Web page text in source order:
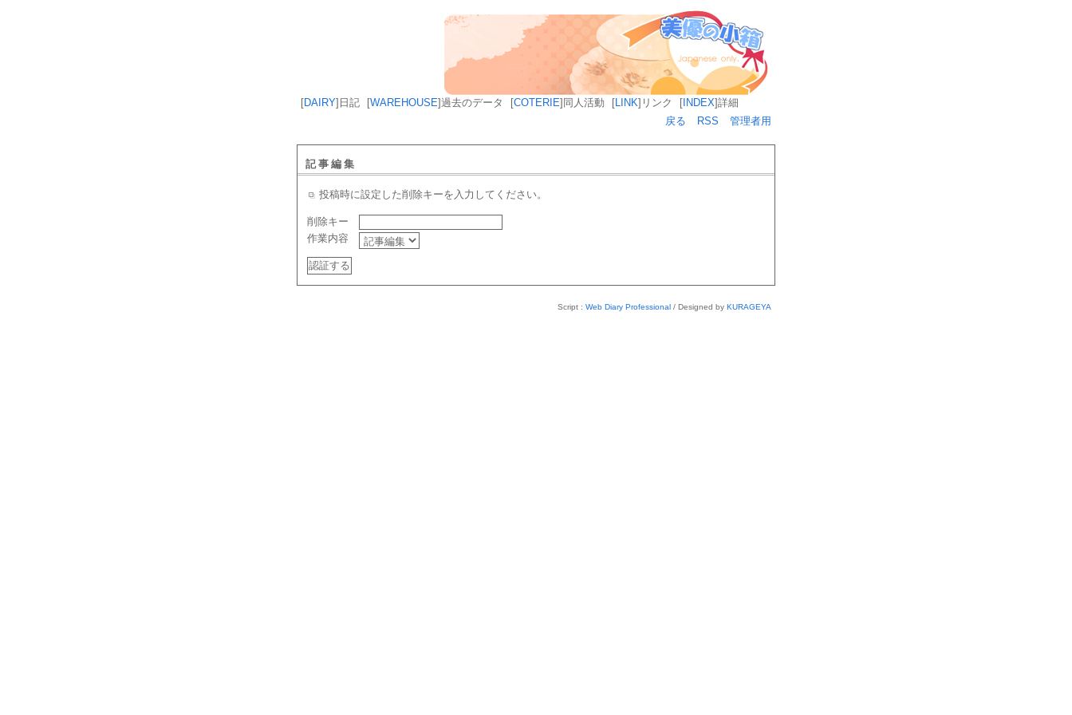
[DAIRY] 日記 [WAREHOUSE]過去のデータ [COTERIE] 同人活動 [LINK] リンク [ INDEX]詳細
戻る
RSS 管理者用
記事編集
投稿時に設定した削除キーを入力してください。
削除キー
作業内容
Script : Web Diary Professional / Designed by KURAGEYA